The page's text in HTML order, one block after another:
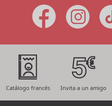
Catálogo francés Invita a un amigo